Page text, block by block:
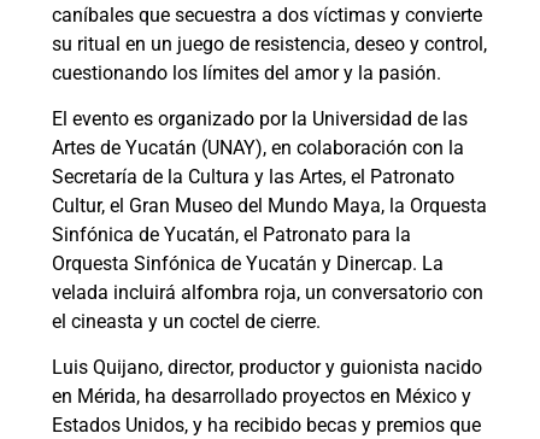
caníbales que secuestra a dos víctimas y convierte
su ritual en un juego de resistencia, deseo y control,
cuestionando los límites del amor y la pasión.
El evento es organizado por la Universidad de las
Artes de Yucatán (UNAY), en colaboración con la
Secretaría de la Cultura y las Artes, el Patronato
Cultur, el Gran Museo del Mundo Maya, la Orquesta
Sinfónica de Yucatán, el Patronato para la
Orquesta Sinfónica de Yucatán y Dinercap. La
velada incluirá alfombra roja, un conversatorio con
el cineasta y un coctel de cierre.
Luis Quijano, director, productor y guionista nacido
en Mérida, ha desarrollado proyectos en México y
Estados Unidos, y ha recibido becas y premios que